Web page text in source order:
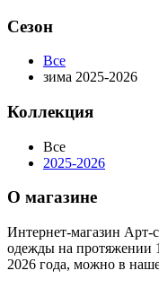
Сезон
Все
зима 2025-2026
Коллекция
Все
2025-2026
О магазине
Интернет-магазин Арт-
одежды на протяжении
2026 года, можно в